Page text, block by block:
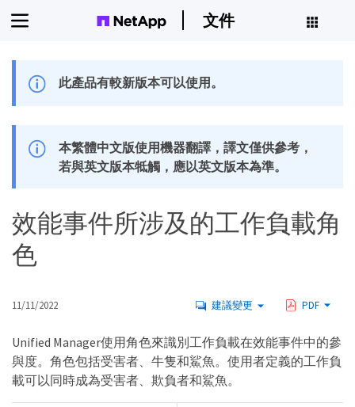
文件
此產品有較新版本可以使用。
本繁體中文版使用機器翻譯，譯文僅供參考，
若與英文版本牴觸，應以英文版本為準。
效能事件所涉及的工作負載角
色
11/11/2022 建議變更 PDF
Unified Manager使用角色來識別工作負載在效能事件中的參
與度。角色包括受害者、牛隻和鯊魚。使用者定義的工作負
載可以同時成為受害者、欺負者和鯊魚。